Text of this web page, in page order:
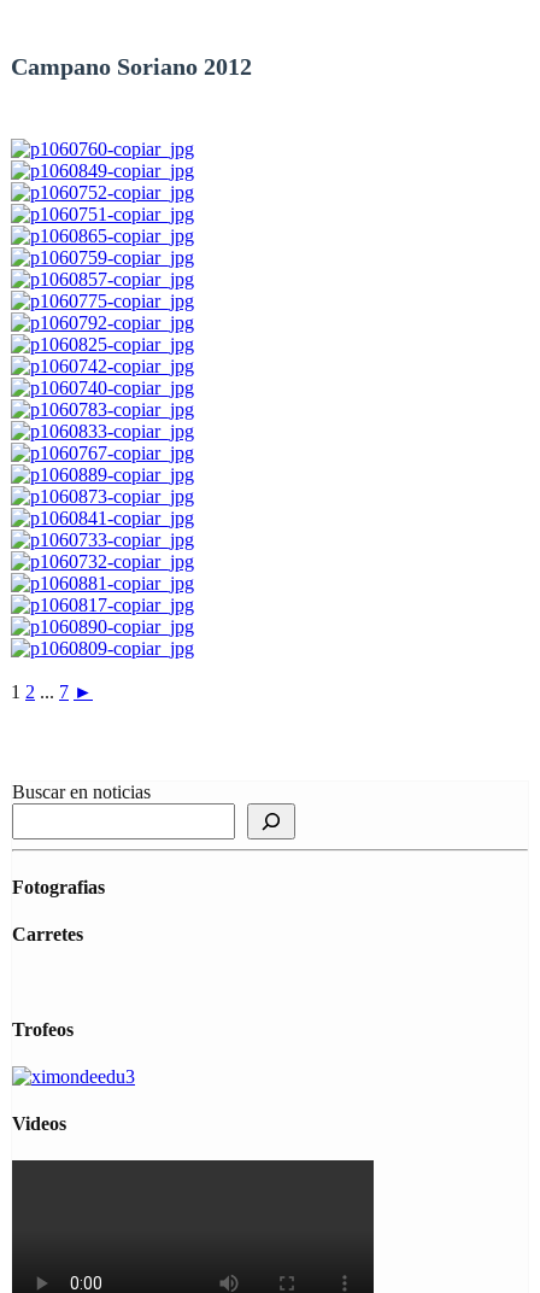
Campano Soriano 2012
1 2 ... 7 ►
Buscar en noticias
Fotografias
Carretes
Trofeos
Videos